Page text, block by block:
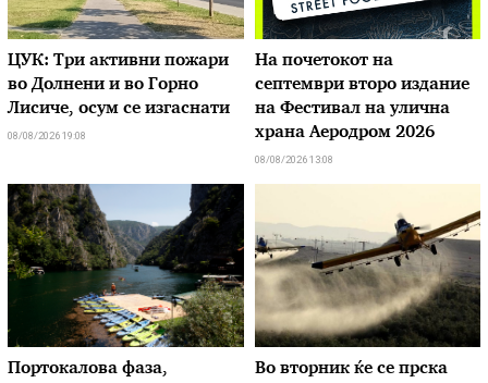
ЦУК: Три активни пожари
во Долнени и во Горно
Лисиче, осум се изгаснати
08/08/2026 19:08
На почетокот на
септември второ издание
на Фестивал на улична
храна Аеродром 2026
08/08/2026 13:08
Портокалова фаза,
Во вторник ќе се прска